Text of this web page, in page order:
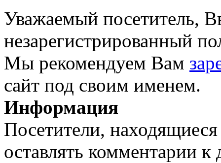
Уважаемый посетитель,
незарегистрированный
Мы рекомендуем Вам
сайт под своим именем.
Информация
Посетители,
оставлять комментарии